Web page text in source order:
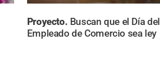
Proyecto. Buscan que el Día del
Empleado de Comercio sea ley